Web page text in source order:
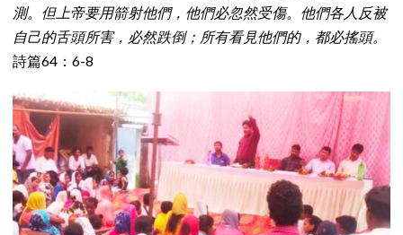
測。但上帝要用箭射他們，他們必忽然受傷。他們各人反被
自己的舌頭所害，必然跌倒；所有看見他們的，都必搖頭。
詩篇64：6-8